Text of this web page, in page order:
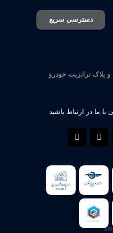
دسترسی سریع
و پلاک ترانزیت خودرو
ما در ارتباط باشید